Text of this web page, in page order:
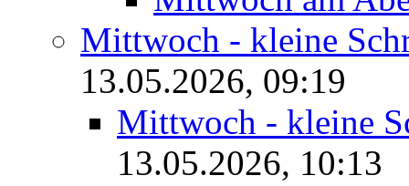
Mittwoch - kleine
13.05.2026, 09:19
Mittwoch - kleine
13.05.2026, 10:13